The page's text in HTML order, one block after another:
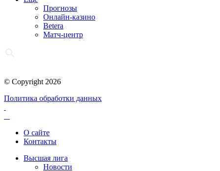
Прогнозы
Онлайн-казино
Betera
Матч-центр
© Copyright 2026
Политика обработки данных
О сайте
Контакты
Высшая лига
Новости